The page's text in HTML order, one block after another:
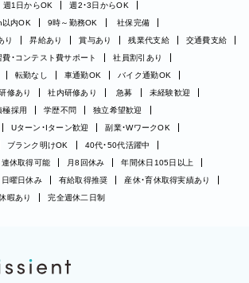
週1日からOK
週2・3日からOK
以内OK 9時～勤務OK
社保完備
り
昇給あり 賞与あり 残業代支給
交通費支給
費・コンテスト費サポート
社員割引あり
転勤なし 車通勤OK
バイク通勤OK
修あり 社内研修あり 急募
未経験歓迎
極採用 学歴不問
独立希望歓迎
Uターン・Iターン歓迎
副業・WワークOK
ブランク明けOK
40代・50代活躍中
連休取得可能 月8回休み
年間休日105日以上
日曜日休み 有給取得推奨
産休・育休取得実績あり
暇あり 完全週休二日制